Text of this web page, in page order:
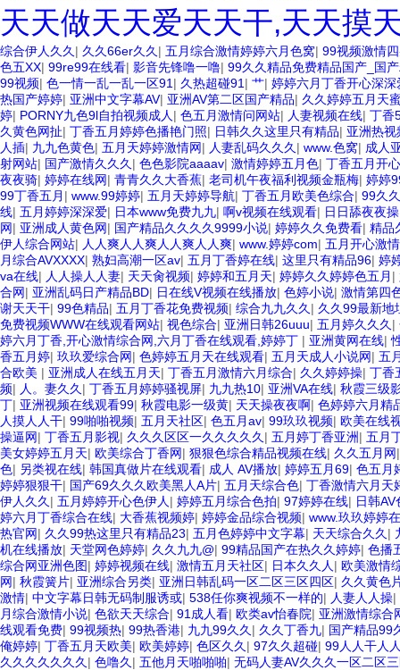
天天做天天爱天天干,天天摸
综合伊人久久 | 久久66er久久 | 五月综合激情婷婷六月色窝| 99视频激情
色五XX| 99re99在线看| 影音先锋噜一噜| 99久久精品免费精品国产_国
99视频| 色一情一乱一乱一区91 | 久热超碰91 | 艹| 婷婷六月丁香开心深深
热国产婷婷| 亚洲中文字幕AV| 亚洲AV第二区国产精品| 久久婷婷五月天
婷| PORNY九色9l自拍视频成人 | 色五月激情问网站| 人妻视频在线| 丁香
久黄色网扯| 丁香五月婷婷色播艳门照| 日韩久久这里只有精品| 亚洲热视
人插| 九九色黄色| 五月天婷婷激情网| 人妻乱码久久久 | www.色窝| 成人
射网站| 国产激情久久久 | 色色影院aaaav| 激情婷婷五月色| 丁香五月开
夜夜骑| 婷婷在线网| 青青久久大香蕉| 老司机午夜福利视频金瓶梅| 婷婷
99丁香五月 | www.99婷婷| 五月天婷婷导航| 丁香五月欧美色综合| 99久
线| 五月婷婷深深爱| 日本www免费九九| 啊v视频在线观看| 日日舔夜夜操
网| 亚洲成人黄色网| 国产精品久久久久9999小说| 婷婷久久免费看| 精品
伊人综合网站| 人人爽人人爽人人爽人人爽| www.婷婷com| 五月开心激
月综合AVXXXX| 熟妇高潮一区av| 五月丁香婷在线| 这里只有精品96| 婷
va在线| 人人操人人妻| 天天肏视频| 婷婷和五月天| 婷婷久久婷婷色五月 |
合网| 亚洲乱码日产精品BD| 日在线V视频在线播放| 色婷小说| 激情第四
谢天天干| 99色精品| 五月丁香花免费视频| 综合九九久久 | 久久99最新地
免费视频WWW在线观看网站| 视色综合| 亚洲日韩26uuu| 五月婷久久久 |
婷六月丁香,开心激情综合网,六月丁香在线观看,婷婷丁 | 亚洲黄网在线|
香五月婷| 玖玖爱综合网| 色婷婷五月天在线观看| 五月天成人小说网| 五
合欧美 | 亚洲成人在线五月天| 丁香五月激情六月综合| 久久婷婷操| 丁香
频| 人。妻久久 | 丁香五月婷婷骚视屏| 九九热10| 亚洲VA在线| 秋霞三级
丁| 亚洲视频在线观看99| 秋霞电影一级黄| 天天操夜夜啊| 色婷婷六月精
人摸人人干| 99啪啪视频| 五月天社区| 色五月av| 99玖玖视频| 欧美在线
操逼网| 丁香五月影视| 久久久区区一久久久久久 | 五月婷丁香亚洲| 五月
美女婷婷五月天| 欧美综合丁香网| 狠狠色综合精品视频在线| 久久五月网
色| 另类视在线| 韩国真做片在线观看| 成人 AV播放| 婷婷五月69| 色五月
婷婷狠狠干| 国产69久久久欧美黑人A片| 五月天综合色| 丁香激情六月天
伊人久久 | 五月婷婷开心色伊人 | 婷婷五月综合色拍| 97婷婷在线| 日韩AV
婷六月丁香综合在线| 大香蕉视频婷| 婷婷金品综合视频| www.玖玖婷婷
热官网| 久久99热这里只有精品23| 五月色婷婷中文字幕| 天天综合久久 |
机在线播放| 天堂网色婷婷| 久久九九@| 99精品国产在热久久婷婷| 色播
综合网亚洲色图| 婷婷视频在线| 激情五月天社区| 日本久久人 | 欧美激情
网| 秋霞簧片| 亚洲综合另类| 亚洲日韩乱码一区二区三区四区| 久久黄色
激情| 中文字幕日韩无码制服诱或| 538任你爽视频不一样的| 人妻人人操|
月综合激情小说| 色欲天天综合| 91成人看| 欧类av怡春院| 亚洲激情综合
线观看免费| 99视频热| 99热香港| 九九99久久 | 久久丁香九| 国产精品99
俺婷婷| 丁香五月天欧美| 欧美婷婷| 色区久久 | 97久久超碰| 99人人干人
久久久久久久久 | 色噜久 | 五他月天啪啪啪| 无码人妻AV久久久一区二区